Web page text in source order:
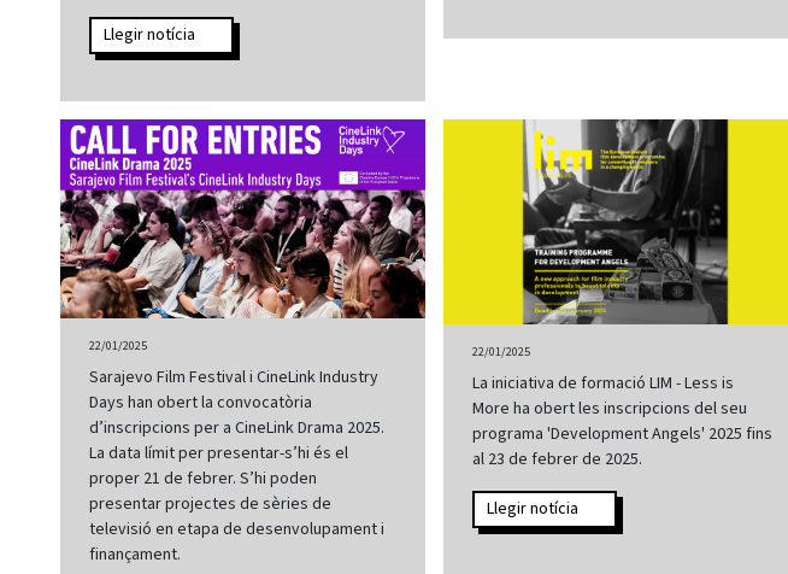
Llegir notícia
22/01/2025
Sarajevo Film Festival i CineLink Industry
Days han obert la convocatòria
d’inscripcions per a CineLink Drama 2025.
La data límit per presentar-s’hi és el
proper 21 de febrer. S’hi poden
presentar projectes de sèries de
televisió en etapa de desenvolupament i
finançament.
22/01/2025
La iniciativa de formació LIM - Less is
More ha obert les inscripcions del seu
programa 'Development Angels' 2025 fins
al 23 de febrer de 2025.
Llegir notícia